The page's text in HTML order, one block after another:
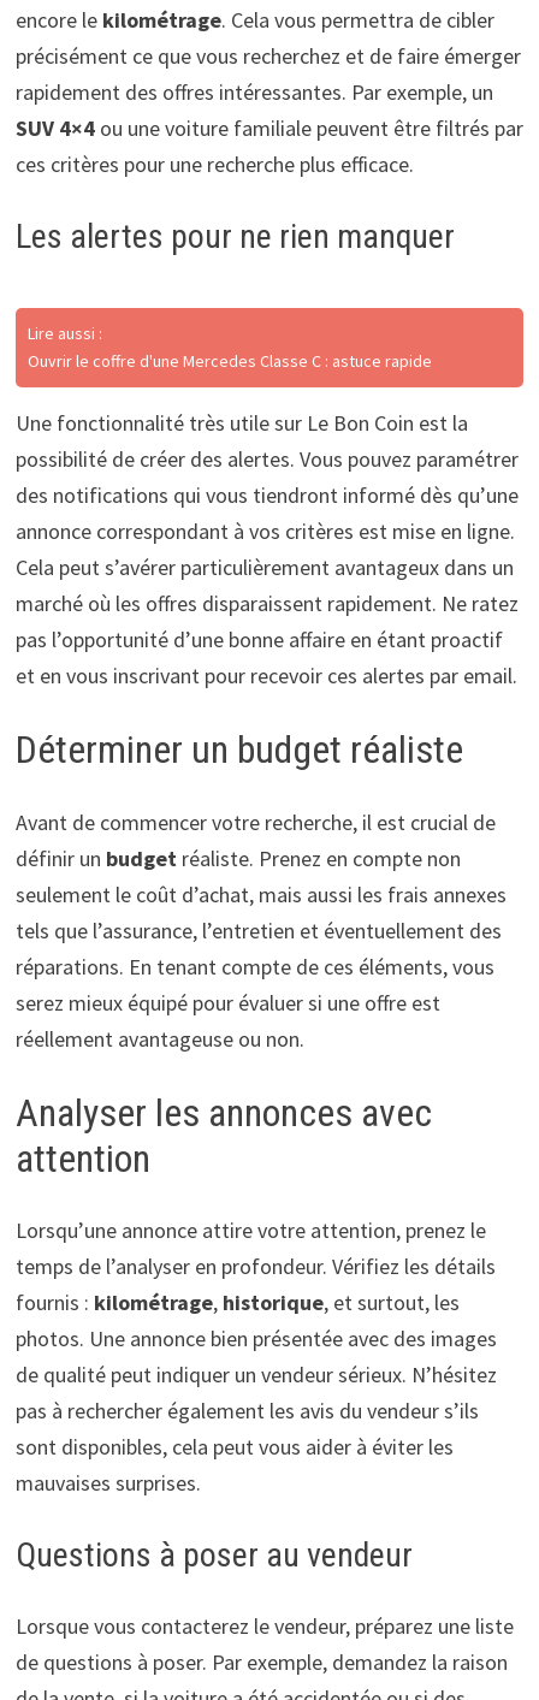
encore le kilométrage. Cela vous permettra de cibler
précisément ce que vous recherchez et de faire émerger
rapidement des offres intéressantes. Par exemple, un
SUV 4×4ou une voiture familiale peuvent être filtrés par
ces critères pour une recherche plus efficace.
Les alertes pour ne rien manquer
Lire aussi :
Ouvrir le coffre d'une Mercedes Classe C : astuce rapide
Une fonctionnalité très utile sur Le Bon Coin est la
possibilité de créer des alertes. Vous pouvez paramétrer
des notifications qui vous tiendront informé dès qu’une
annonce correspondant à vos critères est mise en ligne.
Cela peut s’avérer particulièrement avantageux dans un
marché où les offres disparaissent rapidement. Ne ratez
pas l’opportunité d’une bonne affaire en étant proactif
et en vous inscrivant pour recevoir ces alertes par email.
Déterminer un budget réaliste
Avant de commencer votre recherche, il est crucial de
définir un budgetréaliste. Prenez en compte non
seulement le coût d’achat, mais aussi les frais annexes
tels que l’assurance, l’entretien et éventuellement des
réparations. En tenant compte de ces éléments, vous
serez mieux équipé pour évaluer si une offre est
réellement avantageuse ou non.
Analyser les annonces avec
attention
Lorsqu’une annonce attire votre attention, prenez le
temps de l’analyser en profondeur. Vérifiez les détails
fournis : kilométrage, historique, et surtout, les
photos. Une annonce bien présentée avec des images
de qualité peut indiquer un vendeur sérieux. N’hésitez
pas à rechercher également les avis du vendeur s’ils
sont disponibles, cela peut vous aider à éviter les
mauvaises surprises.
Questions à poser au vendeur
Lorsque vous contacterez le vendeur, préparez une liste
de questions à poser. Par exemple, demandez la raison